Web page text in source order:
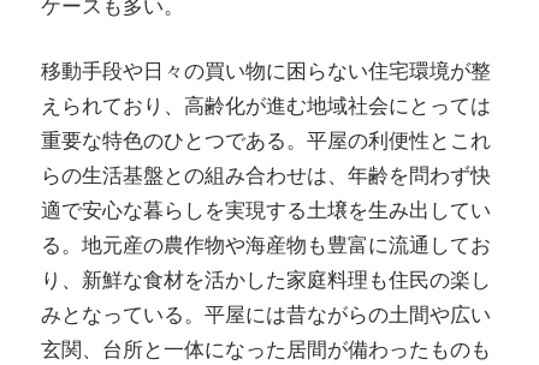
移動手段や日々の買い物に困らない住宅環境が整
えられており、高齢化が進む地域社会にとっては
重要な特色のひとつである。平屋の利便性とこれ
らの生活基盤との組み合わせは、年齢を問わず快
適で安心な暮らしを実現する土壌を生み出してい
る。地元産の農作物や海産物も豊富に流通してお
り、新鮮な食材を活かした家庭料理も住民の楽し
みとなっている。平屋には昔ながらの土間や広い
玄関、台所と一体になった居間が備わったものも